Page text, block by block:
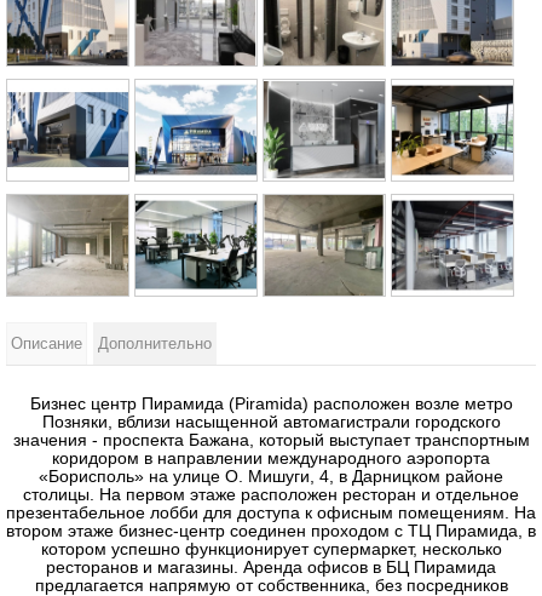
Описание Дополнительно
Бизнес центр Пирамида (Piramida) расположен возле метро
Позняки, вблизи насыщенной автомагистрали городского
значения - проспекта Бажана, который выступает транспортным
коридором в направлении международного аэропорта
«Борисполь» на улице О. Мишуги, 4, в Дарницком районе
столицы. На первом этаже расположен ресторан и отдельное
презентабельное лобби для доступа к офисным помещениям. На
втором этаже бизнес-центр соединен проходом с ТЦ Пирамида, в
котором успешно функционирует супермаркет, несколько
ресторанов и магазины. Аренда офисов в БЦ Пирамида
предлагается напрямую от собственника, без посредников